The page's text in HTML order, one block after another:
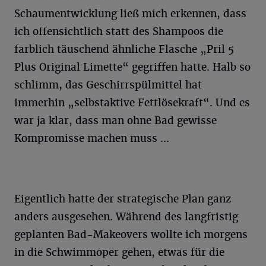
Schaumentwicklung ließ mich erkennen, dass
ich offensichtlich statt des Shampoos die
farblich täuschend ähnliche Flasche „Pril 5
Plus Original Limette“ gegriffen hatte. Halb so
schlimm, das Geschirrspülmittel hat
immerhin „selbstaktive Fettlösekraft“. Und es
war ja klar, dass man ohne Bad gewisse
Kompromisse machen muss ...
Eigentlich hatte der strategische Plan ganz
anders ausgesehen. Während des langfristig
geplanten Bad-Makeovers wollte ich morgens
in die Schwimmoper gehen, etwas für die